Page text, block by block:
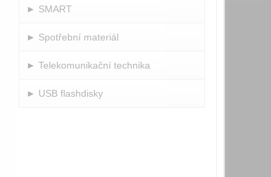
► SMART
► Spotřební materiál
► Telekomunikační technika
► USB flashdisky